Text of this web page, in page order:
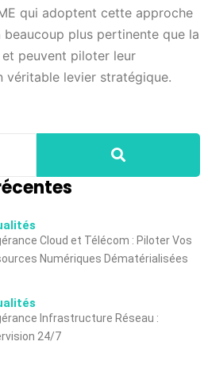
qui adoptent cette approche
beaucoup plus pertinente que la
peuvent piloter leur
véritable levier stratégique.
Cloud et Télécom : Piloter Vos
Numériques Dématérialisées
Infrastructure Réseau :
24/7